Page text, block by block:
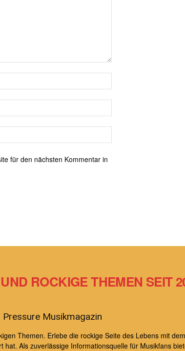
für den nächsten Kommentar in
ROCKIGE THEMEN SEIT
Pressure Musikmagazin
Themen. Erlebe die rockige Seite des Lebens mit
Als zuverlässige Informationsquelle für Musikfans